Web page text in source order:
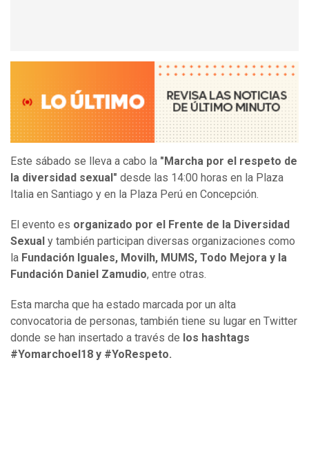
Este sábado se lleva a cabo la "Marcha por el respeto de
la diversidad sexual" desde las 14:00 horas en la Plaza
Italia en Santiago y en la Plaza Perú en Concepción.
El evento es organizado por el Frente de la Diversidad
Sexual y también participan diversas organizaciones como
la Fundación Iguales, Movilh, MUMS, Todo Mejora y la
Fundación Daniel Zamudio, entre otras.
Esta marcha que ha estado marcada por un alta
convocatoria de personas, también tiene su lugar en Twitter
donde se han insertado a través de los hashtags
#Yomarchoel18 y #YoRespeto.